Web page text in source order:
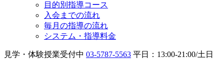
目的別指導コース
入会までの流れ
毎月の指導の流れ
システム・指導料金
見学・体験授業受付中 03-5787-5563 平日：13:00-21:00/土日